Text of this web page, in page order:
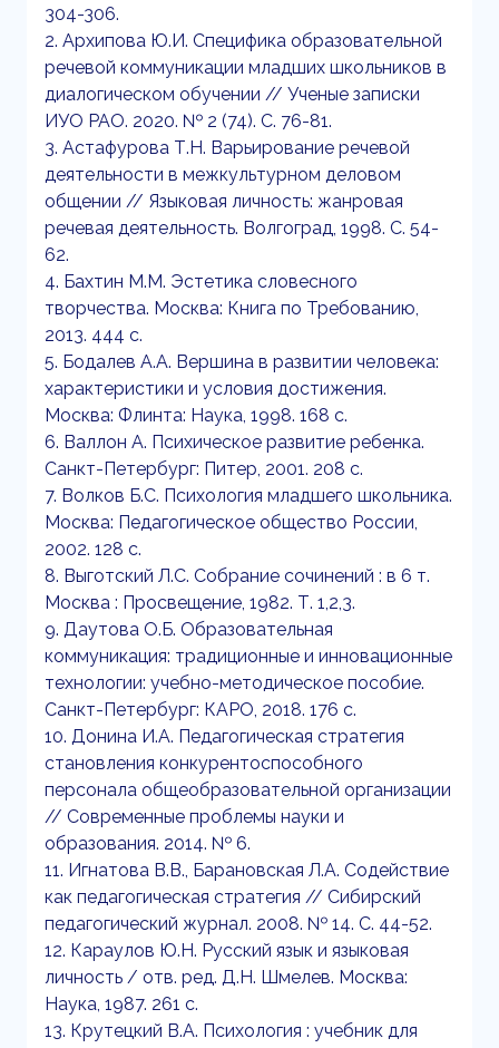
304-306.
2. Архипова Ю.И. Специфика образовательной
речевой коммуникации младших школьников в
диалогическом обучении // Ученые записки
ИУО РАО. 2020. № 2 (74). С. 76-81.
3. Астафурова Т.Н. Варьирование речевой
деятельности в межкультурном деловом
общении // Языковая личность: жанровая
речевая деятельность. Волгоград, 1998. С. 54-
62.
4. Бахтин М.М. Эстетика словесного
творчества. Москва: Книга по Требованию,
2013. 444 с.
5. Бодалев А.А. Вершина в развитии человека:
характеристики и условия достижения.
Москва: Флинта: Наука, 1998. 168 с.
6. Валлон А. Психическое развитие ребенка.
Санкт-Петербург: Питер, 2001. 208 с.
7. Волков Б.С. Психология младшего школьника.
Москва: Педагогическое общество России,
2002. 128 с.
8. Выготский Л.С. Собрание сочинений : в 6 т.
Москва : Просвещение, 1982. Т. 1,2,3.
9. Даутова О.Б. Образовательная
коммуникация: традиционные и инновационные
технологии: учебно-методическое пособие.
Санкт-Петербург: КАРО, 2018. 176 с.
10. Донина И.А. Педагогическая стратегия
становления конкурентоспособного
персонала общеобразовательной организации
// Современные проблемы науки и
образования. 2014. № 6.
11. Игнатова В.В., Барановская Л.А. Содействие
как педагогическая стратегия // Сибирский
педагогический журнал. 2008. № 14. С. 44-52.
12. Караулов Ю.Н. Русский язык и языковая
личность / отв. ред. Д.Н. Шмелев. Москва:
Наука, 1987. 261 с.
13. Крутецкий В.А. Психология : учебник для